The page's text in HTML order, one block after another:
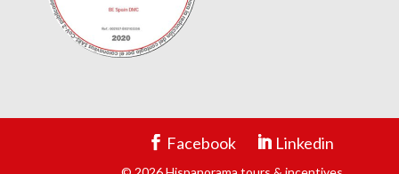
Facebook Linkedin